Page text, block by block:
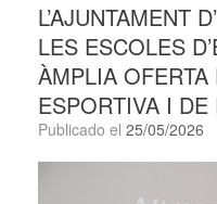
L’AJUNTAMENT
LES ESCOLES
ÀMPLIA OFERTA
ESPORTIVA I DE
Publicado el 25/05/2026